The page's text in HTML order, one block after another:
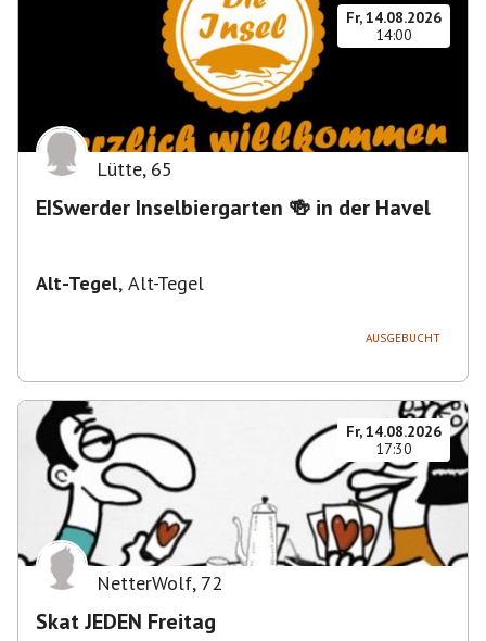
Fr, 14.08.2026
14:00
Lütte, 65
EISwerder Inselbiergarten 🍻 in der Havel
Alt-Tegel, Alt-Tegel
AUSGEBUCHT
Fr, 14.08.2026
17:30
NetterWolf, 72
Skat JEDEN Freitag